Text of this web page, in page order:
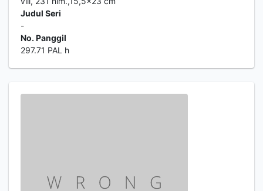
Judul Seri
-
No. Panggil
297.71 PAL h